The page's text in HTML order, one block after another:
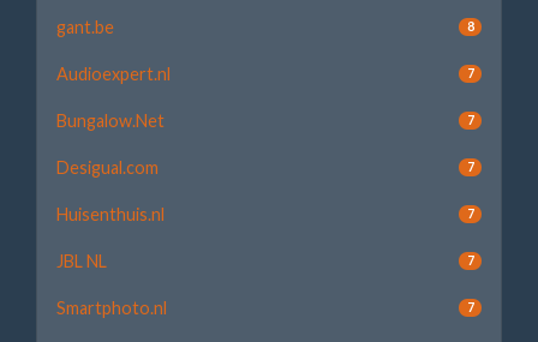
gant.be 8
Audioexpert.nl 7
Bungalow.Net 7
Desigual.com 7
Huisenthuis.nl 7
JBL NL 7
Smartphoto.nl 7